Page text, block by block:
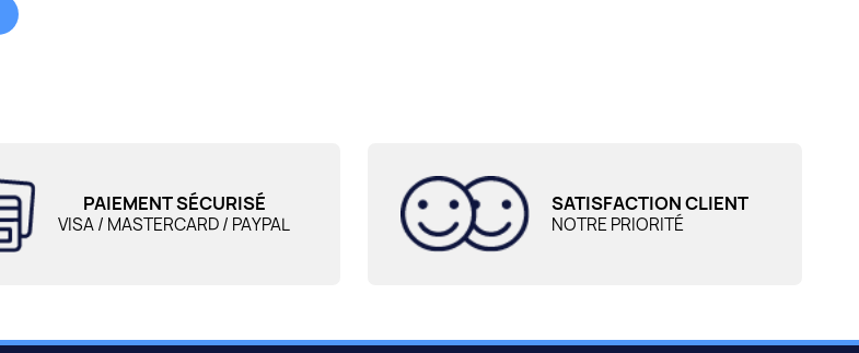
PAIEMENT SÉCURISÉ
VISA / MASTERCARD / PAYPAL
SATISFACTION CLIENT
NOTRE PRIORITÉ